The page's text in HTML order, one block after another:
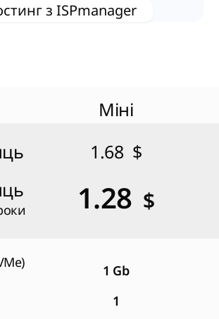
з ISPmanager
Міні
1.68 $
1.28 $
1 Gb
1